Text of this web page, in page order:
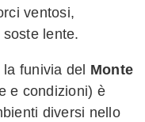
ventosi,
lente.
funivia del Monte
e condizioni) è
diversi nello